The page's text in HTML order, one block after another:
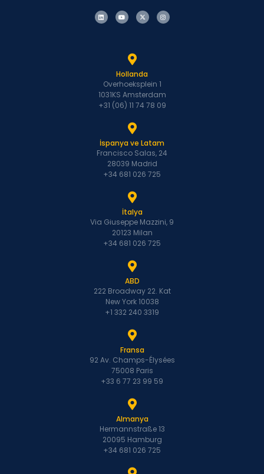
Hollanda
Overhoeksplein 1
1031KS Amsterdam
+31 (06) 11 74 78 09
İspanya ve Latam
Francisco Salas, 24
28039 Madrid
+34 681 026 725
İtalya
Via Giuseppe Mazzini, 9
20123 Milan
+34 681 026 725
ABD
222 Broadway 22. Kat
New York 10038
+1 332 240 3319
Fransa
92 Av. Champs-Élysées
75008 Paris
+33 6 77 23 99 59
Almanya
Hermannstraße 13
20095 Hamburg
+34 681 026 725